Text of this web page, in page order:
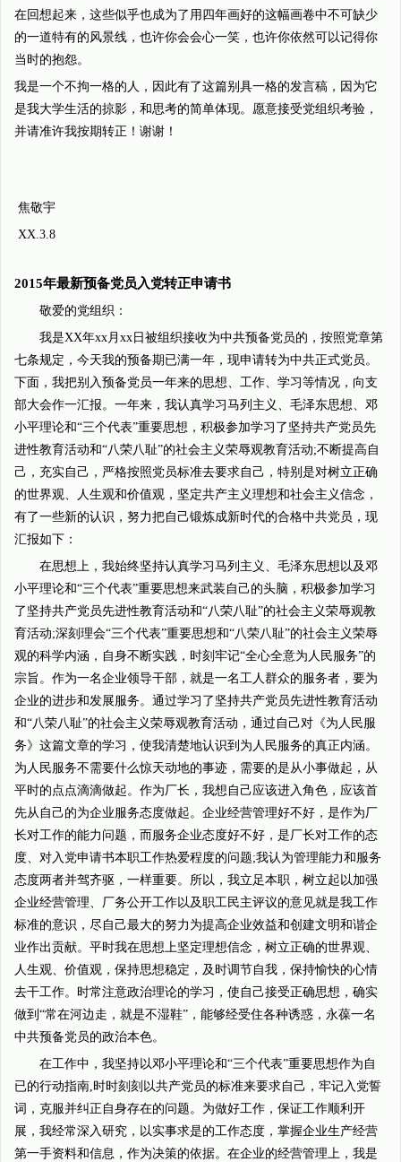
在回想起来，这些似乎也成为了用四年画好的这幅画卷中不可缺少
的一道特有的风景线，也许你会会心一笑，也许你依然可以记得你
当时的抱怨。
我是一个不拘一格的人，因此有了这篇别具一格的发言稿，因为它
是我大学生活的掠影，和思考的简单体现。愿意接受党组织考验，
并请准许我按期转正！谢谢！
焦敬宇
XX.3.8
2015年最新预备党员入党转正申请书
敬爱的党组织：
我是XX年xx月xx日被组织接收为中共预备党员的，按照党章第
七条规定，今天我的预备期已满一年，现申请转为中共正式党员。
下面，我把别入预备党员一年来的思想、工作、学习等情况，向支
部大会作一汇报。一年来，我认真学习马列主义、毛泽东思想、邓
小平理论和“三个代表”重要思想，积极参加学习了坚持共产党员先
进性教育活动和“八荣八耻”的社会主义荣辱观教育活动;不断提高自
己，充实自己，严格按照党员标准去要求自己，特别是对树立正确
的世界观、人生观和价值观，坚定共产主义理想和社会主义信念，
有了一些新的认识，努力把自己锻炼成新时代的合格中共党员，现
汇报如下：
在思想上，我始终坚持认真学习马列主义、毛泽东思想以及邓
小平理论和“三个代表”重要思想来武装自己的头脑，积极参加学习
了坚持共产党员先进性教育活动和“八荣八耻”的社会主义荣辱观教
育活动;深刻理会“三个代表”重要思想和“八荣八耻”的社会主义荣辱
观的科学内涵，自身不断实践，时刻牢记“全心全意为人民服务”的
宗旨。作为一名企业领导干部，就是一名工人群众的服务者，要为
企业的进步和发展服务。通过学习了坚持共产党员先进性教育活动
和“八荣八耻”的社会主义荣辱观教育活动，通过自己对《为人民服
务》这篇文章的学习，使我清楚地认识到为人民服务的真正内涵。
为人民服务不需要什么惊天动地的事迹，需要的是从小事做起，从
平时的点点滴滴做起。作为厂长，我想自己应该进入角色，应该首
先从自己的为企业服务态度做起。企业经营管理好不好，是作为厂
长对工作的能力问题，而服务企业态度好不好，是厂长对工作的态
度、对入党申请书本职工作热爱程度的问题;我认为管理能力和服务
态度两者并驾齐驱，一样重要。所以，我立足本职，树立起以加强
企业经营管理、厂务公开工作以及职工民主评议的意见就是我工作
标准的意识，尽自己最大的努力为提高企业效益和创建文明和谐企
业作出贡献。平时我在思想上坚定理想信念，树立正确的世界观、
人生观、价值观，保持思想稳定，及时调节自我，保持愉快的心情
去干工作。时常注意政治理论的学习，使自己接受正确思想，确实
做到“常在河边走，就是不湿鞋”，能够经受住各种诱惑，永葆一名
中共预备党员的政治本色。
在工作中，我坚持以邓小平理论和“三个代表”重要思想作为自
已的行动指南,时时刻刻以共产党员的标准来要求自己，牢记入党誓
词，克服并纠正自身存在的问题。为做好工作，保证工作顺利开
展，我经常深入研究，以实事求是的工作态度，掌握企业生产经营
第一手资料和信息，作为决策的依据。在企业的经营管理上，我是